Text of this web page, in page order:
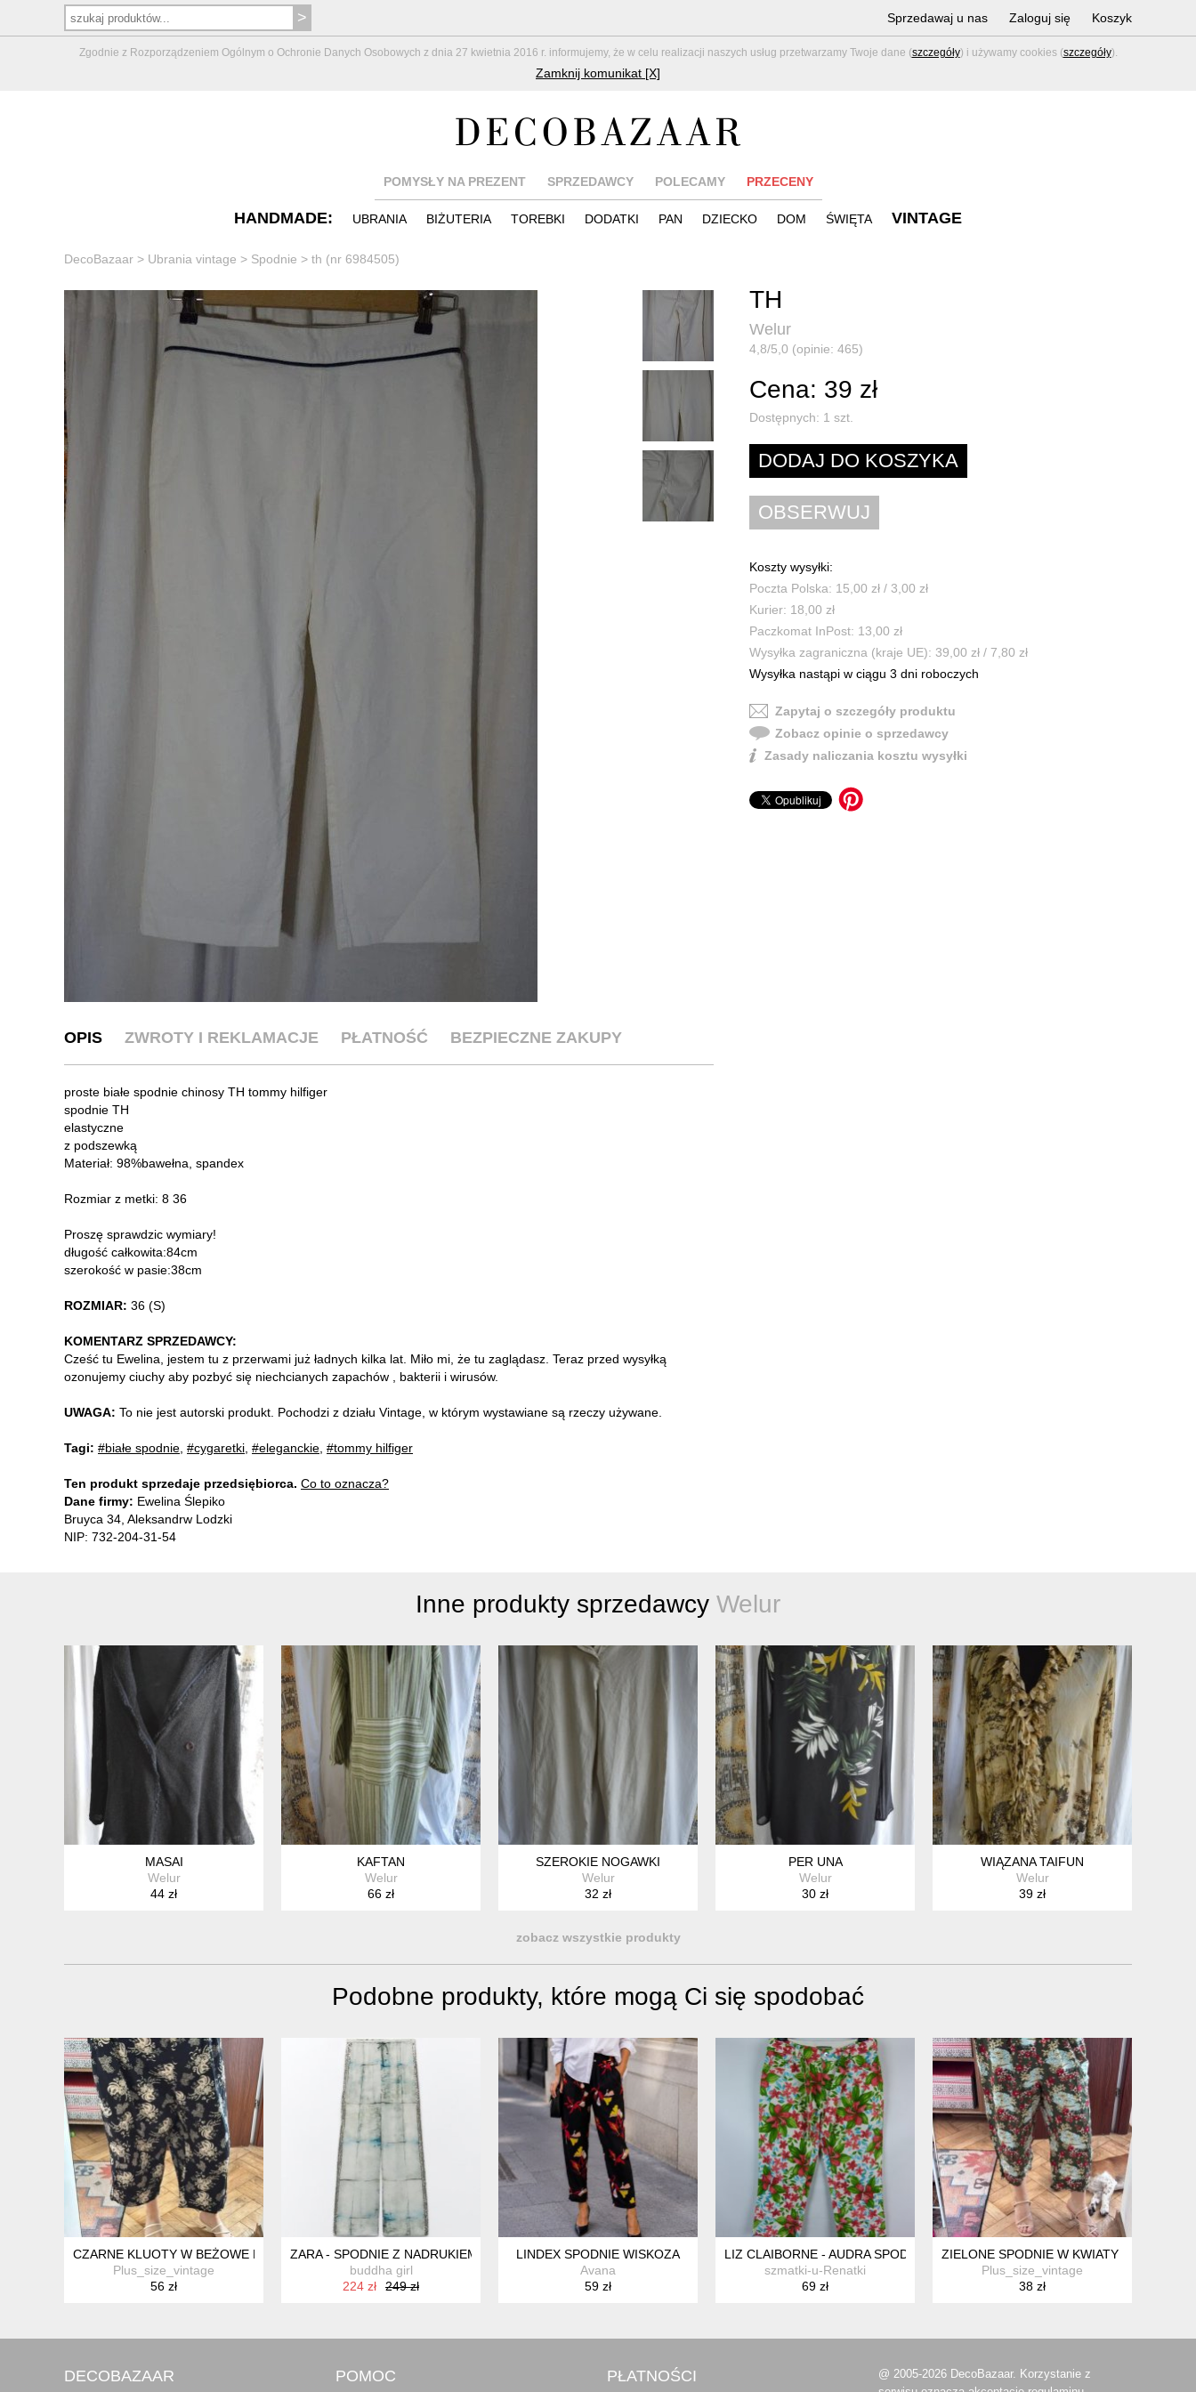
Zgodnie z Rozporządzeniem Ogólnym o Ochronie Danych Osobowych z dnia 27 kwietnia 2016 r. informujemy, że w celu realizacji naszych usług przetwarzamy Twoje dane (szczegóły) i używamy cookies (szczegóły).
Zamknij komunikat [X]
Sprzedawaj u nas Zaloguj się Koszyk
POMYSŁY NA PREZENT SPRZEDAWCY POLECAMY PRZECENY
HANDMADE: UBRANIA BIŻUTERIA TOREBKI DODATKI PAN DZIECKO DOM ŚWIĘTA VINTAGE
DecoBazaar > Ubrania vintage > Spodnie > th (nr 6984505)
TH
Welur
4,8/5,0 (opinie: 465)
Cena: 39 zł
Dostępnych: 1 szt.
Koszty wysyłki:
Poczta Polska: 15,00 zł / 3,00 zł
Kurier: 18,00 zł
Paczkomat InPost: 13,00 zł
Wysyłka zagraniczna (kraje UE): 39,00 zł / 7,80 zł
Wysyłka nastąpi w ciągu 3 dni roboczych
Zapytaj o szczegóły produktu
Zobacz opinie o sprzedawcy
Zasady naliczania kosztu wysyłki
OPIS ZWROTY I REKLAMACJE PŁATNOŚĆ BEZPIECZNE ZAKUPY
proste białe spodnie chinosy TH tommy hilfiger
spodnie TH
elastyczne
z podszewką
Materiał: 98%bawełna, spandex
Rozmiar z metki: 8 36
Proszę sprawdzic wymiary!
długość całkowita:84cm
szerokość w pasie:38cm
ROZMIAR: 36 (S)
KOMENTARZ SPRZEDAWCY:
Cześć tu Ewelina, jestem tu z przerwami już ładnych kilka lat. Miło mi, że tu zaglądasz. Teraz przed wysyłką
ozonujemy ciuchy aby pozbyć się niechcianych zapachów , bakterii i wirusów.
UWAGA: To nie jest autorski produkt. Pochodzi z działu Vintage, w którym wystawiane są rzeczy używane.
Tagi: #białe spodnie #cygaretki #eleganckie #tommy hilfiger
Ten produkt sprzedaje przedsiębiorca. Co to oznacza?
Dane firmy: Ewelina Ślepiko
Bruyca 34, Aleksandrw Lodzki
NIP: 732-204-31-54
Inne produkty sprzedawcy Welur
MASAI
Welur
44 zł
KAFTAN
Welur
66 zł
SZEROKIE NOGAWKI
Welur
32 zł
PER UNA
Welur
30 zł
WIĄZANA TAIFUN
Welur
39 zł
zobacz wszystkie produkty
Podobne produkty, które mogą Ci się spodobać
CZARNE KLUOTY W BEŻOWE KWIATY JUNONA 7XL SZEROKIE NOGAWKI PLUS SIZE 7XL / 54 / 26
Plus_size_vintage
56 zł
ZARA - SPODNIE Z NADRUKIEM I CEKINAMI - XS
buddha girl
224 zł
249 zł
LINDEX SPODNIE WISKOZA
Avana
59 zł
LIZ CLAIBORNE - AUDRA SPODENKI RYBACZKI W KWIATY 8 / 38 PETITE
szmatki-u-Renatki
69 zł
ZIELONE SPODNIE W KWIATY BASIC
Plus_size_vintage
38 zł
DECOBAZAAR POMOC PŁATNOŚCI
@ 2005-2026 DecoBazaar. Korzystanie z